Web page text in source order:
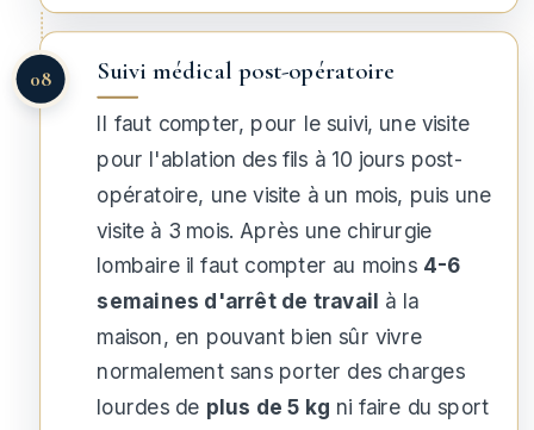
Suivi médical post-opératoire
Il faut compter, pour le suivi, une visite
pour l'ablation des fils à 10 jours post-
opératoire, une visite à un mois, puis une
visite à 3 mois. Après une chirurgie
lombaire il faut compter au moins 4-6
semaines d'arrêt de travail à la
maison, en pouvant bien sûr vivre
normalement sans porter des charges
lourdes de plus de 5 kg ni faire du sport